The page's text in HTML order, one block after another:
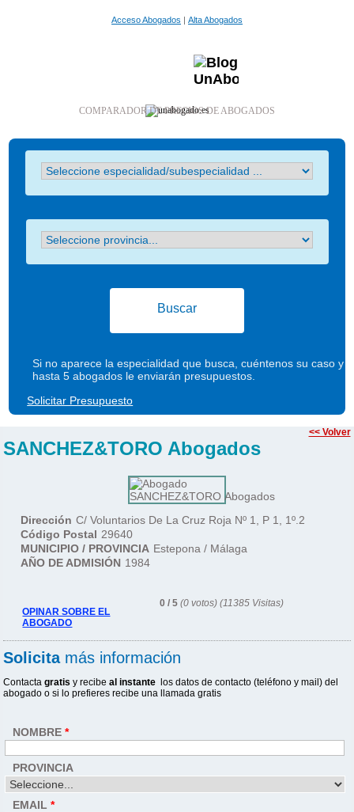
Acceso Abogados |Alta Abogados
COMPARADOR DE PRECIOS DE ABOGADOS
Buscar
Si no aparece la especialidad que busca, cuéntenos su caso y
hasta 5 abogados le enviarán presupuestos.
Solicitar Presupuesto
<< Volver
SANCHEZ&TORO Abogados
Dirección C/ Voluntarios De La Cruz Roja Nº 1, P 1, 1º.2
Código Postal 29640
MUNICIPIO / PROVINCIA Estepona / Málaga
AÑO DE ADMISIÓN 1984
OPINAR SOBRE EL
ABOGADO
0 /5 (0 votos) (11385 Visitas)
Solicitamás información
Contacta gratisy recibeal instante los datos de contacto (teléfono y mail) del
abogado o si lo prefieres recibeuna llamada gratis
NOMBRE *
PROVINCIA
EMAIL *